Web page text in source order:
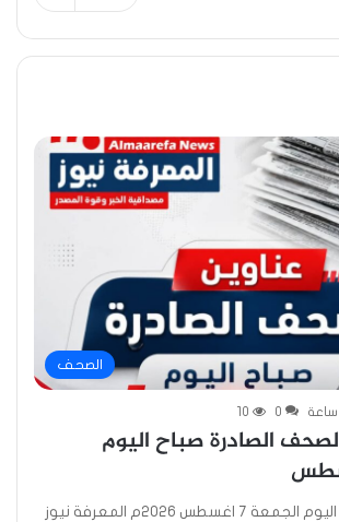
الصحف
0
10
الصادرة صباح اليوم
٢٠٢٦م المعرفة نيوز